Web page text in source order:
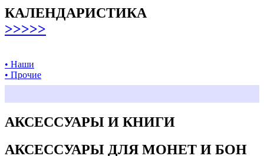
КАЛЕНДАРИСТИКА
>>>>>
• Наши
• Прочие
АКСЕССУАРЫ И КНИГИ
АКСЕССУАРЫ ДЛЯ МОНЕТ И БОН